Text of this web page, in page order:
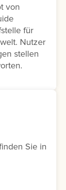
von
für
Nutzer
stellen
Sie in